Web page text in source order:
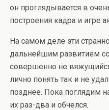
он проглядывается в
построения кадра и игре
На самом деле эти
дальнейшим развитием
совершенно не
лично понять так и не
позднее. Пока поглядим
их раз-два и обчелся.